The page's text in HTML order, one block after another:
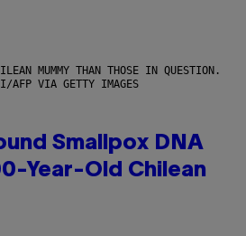
MUMMY THAN THOSE IN QUESTION.
AFP VIA GETTY IMAGES
Smallpox DNA
Year-Old Chilean